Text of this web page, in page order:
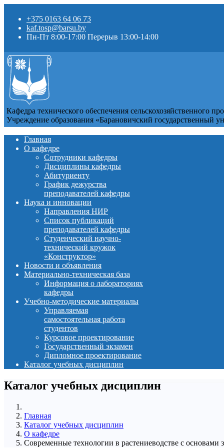
+375 0163 64 06 73
kaf.tosp@barsu.by
Пн-Пт 8:00-17:00 Перерыв 13:00-14:00
Кафедра технического обеспечения сельскохозяйственного
Учреждение образования «Барановичский государственный
Главная
О кафедре
Сотрудники кафедры
Дисциплины кафедры
Абитуриенту
График дежурства
преподавателей кафедры
Наука и инновации
Направления НИР
Список публикаций
преподавателей кафедры
Студенческий научно-
технический кружок
«Конструктор»
Новости и объявления
Материально-техническая база
Информация о лабораториях
кафедры
Учебно-методические материалы
Управляемая
самостоятельная работа
студентов
Курсовое проектирование
Государственный экзамен
Дипломное проектирование
Каталог учебных дисциплин
Каталог учебных дисциплин
Главная
Каталог учебных дисциплин
О кафедре
Современные технологии в растениеводстве с основами